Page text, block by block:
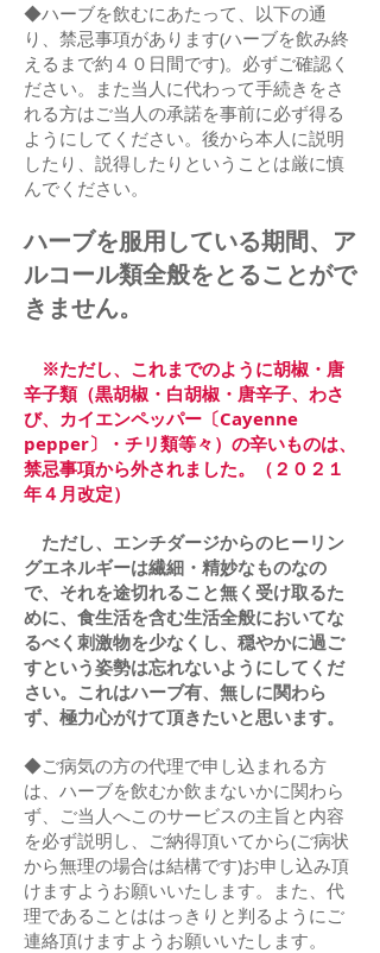
◆ハーブを飲むにあたって、以下の通
り、禁忌事項があります(ハーブを飲み終
えるまで約４０日間です)。必ずご確認く
ださい。また当人に代わって手続きをさ
れる方はご当人の承諾を事前に必ず得る
ようにしてください。後から本人に説明
したり、説得したりということは厳に慎
んでください。
ハーブを服用している期間、ア
ルコール類全般をとることがで
きません。
※ただし、これまでのように胡椒・唐
辛子類（黒胡椒・白胡椒・唐辛子、わさ
び、カイエンペッパー〔Cayenne
pepper〕・チリ類等々）の辛いものは、
禁忌事項から外されました。（２０２１
年４月改定）
ただし、エンチダージからのヒーリン
グエネルギーは繊細・精妙なものなの
で、それを途切れること無く受け取るた
めに、食生活を含む生活全般においてな
るべく刺激物を少なくし、穏やかに過ご
すという姿勢は忘れないようにしてくだ
さい。これはハーブ有、無しに関わら
ず、極力心がけて頂きたいと思います。
◆ご病気の方の代理で申し込まれる方
は、ハーブを飲むか飲まないかに関わら
ず、ご当人へこのサービスの主旨と内容
を必ず説明し、ご納得頂いてから(ご病状
から無理の場合は結構です)お申し込み頂
けますようお願いいたします。また、代
理であることははっきりと判るようにご
連絡頂けますようお願いいたします。